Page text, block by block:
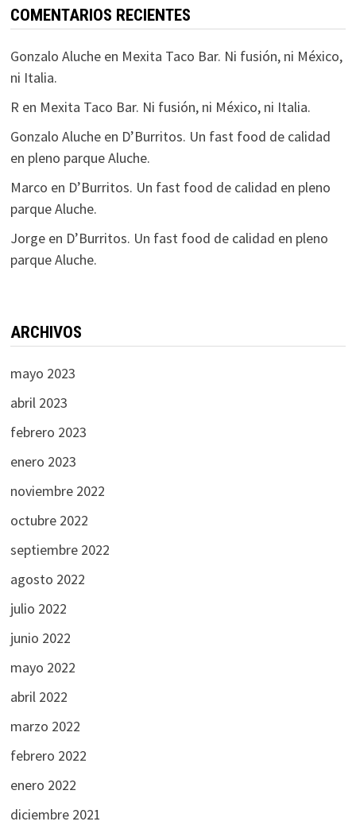
COMENTARIOS RECIENTES
Gonzalo Alucheen Mexita Taco Bar. Ni fusión, ni México,
ni Italia.
R en Mexita Taco Bar. Ni fusión, ni México, ni Italia.
Gonzalo Alucheen D’Burritos. Un fast food de calidad
en pleno parque Aluche.
Marco en D’Burritos. Un fast food de calidad en pleno
parque Aluche.
Jorgeen D’Burritos. Un fast food de calidad en pleno
parque Aluche.
ARCHIVOS
mayo 2023
abril 2023
febrero 2023
enero 2023
noviembre 2022
octubre 2022
septiembre 2022
agosto 2022
julio 2022
junio 2022
mayo 2022
abril 2022
marzo 2022
febrero 2022
enero 2022
diciembre 2021